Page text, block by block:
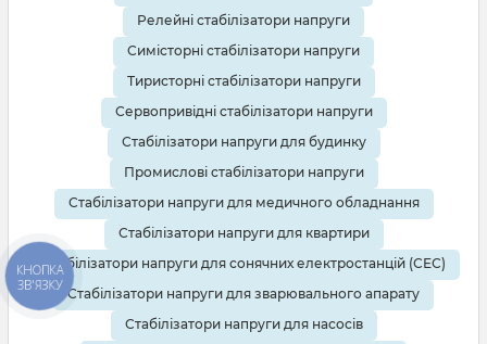
Релейні стабілізатори напруги
Симісторні стабілізатори напруги
Тиристорні стабілізатори напруги
Сервопривідні стабілізатори напруги
Стабілізатори напруги для будинку
Промислові стабілізатори напруги
Стабілізатори напруги для медичного обладнання
Стабілізатори напруги для квартири
Стабілізатори напруги для сонячних електростанцій (СЕС)
Стабілізатори напруги для зварювального апарату
Стабілізатори напруги для насосів
КНОПКА
ЗВ'ЯЗКУ